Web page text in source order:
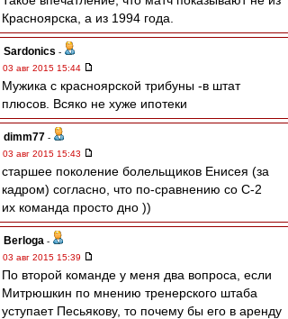
Красноярска, а из 1994 года.
Sardonics -
03 авг 2015 15:44
Мужика с красноярской трибуны -в штат
плюсов. Всяко не хуже ипотеки
dimm77 -
03 авг 2015 15:43
старшее поколение болельщиков Енисея (за
кадром) согласно, что по-сравнению со С-2
их команда просто дно ))
Berloga -
03 авг 2015 15:39
По второй команде у меня два вопроса, если
Митрюшкин по мнению тренерского штаба
уступает Песьякову, то почему бы его в аренду